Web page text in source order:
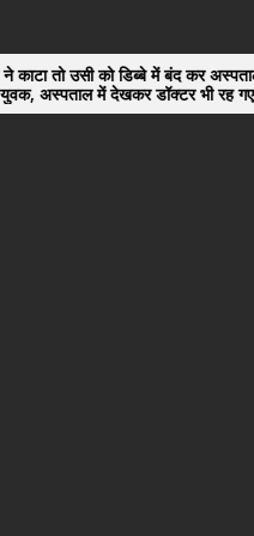
डिब्बे में बंद कर अस्पताल
डॉक्टर भी रह गए